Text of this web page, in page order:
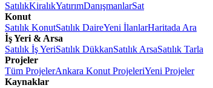
SatılıkKiralıkYatırımDanışmanlarSat
Konut
Satılık KonutSatılık DaireYeni İlanlarHaritada Ara
İş Yeri & Arsa
Satılık İş YeriSatılık DükkanSatılık ArsaSatılık Tarla
Projeler
Tüm ProjelerAnkara Konut ProjeleriYeni Projeler
Kaynaklar